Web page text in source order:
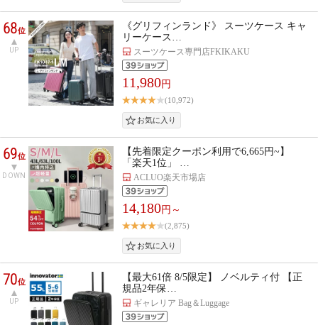
68位
UP
《グリフィンランド》 スーツケース キャ
リーケース…
スーツケース専門店FKIKAKU
11,980円
(10,972)
69位
DOWN
【先着限定クーポン利用で6,665円~】
「楽天1位」 …
ACLUO楽天市場店
14,180円～
(2,875)
70位
UP
【最大61倍 8/5限定】 ノベルティ付 【正
規品2年保…
ギャレリア Bag＆Luggage